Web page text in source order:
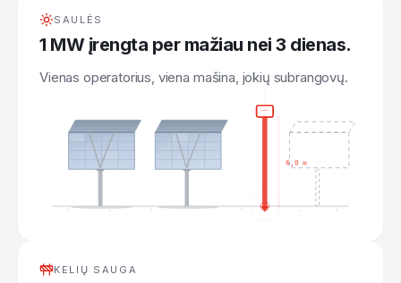
Įmonė
Susisiekite
SAULĖS
1 MW įrengta per mažiau nei 3 dienas.
Vienas operatorius, viena mašina, jokių subrangovų.
6,0 m
KELIŲ SAUGA